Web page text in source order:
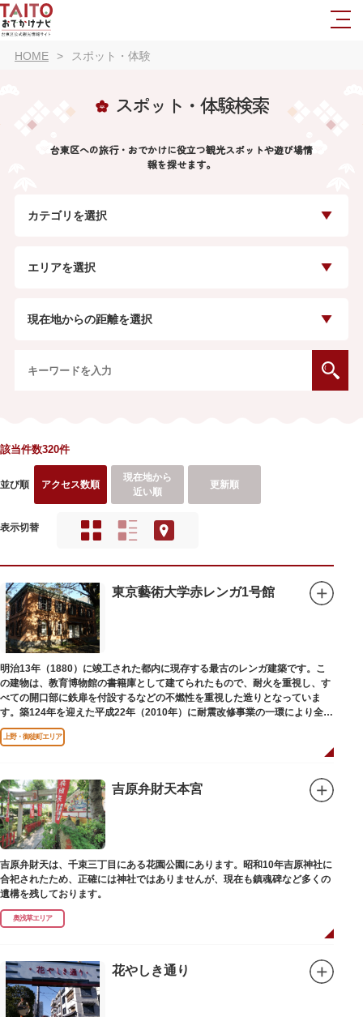
HOME スポット・体験
スポット・体験検索
台東区への旅行・おでかけに役立つ観光スポットや遊び場情
報を探せます。
カテゴリを選択
エリアを選択
現在地からの距離を選択
該当件数320件
並び順 アクセス数順
現在地から
近い順
更新順
表示切替
東京藝術大学赤レンガ1号館
明治13年（1880）に竣工された都内に現存する最古のレンガ建築です。こ
の建物は、教育博物館の書籍庫として建てられたもので、耐火を重視し、す
べての開口部に鉄扉を付設するなどの不燃性を重視した造りとなっていま
す。築124年を迎えた平成22年（2010年）に耐震改修事業の一環により全面
改修が施されました。
上野・御徒町エリア
吉原弁財天本宮
吉原弁財天は、千束三丁目にある花園公園にあります。昭和10年吉原神社に
合祀されたため、正確には神社ではありませんが、現在も鎮魂碑など多くの
遺構を残しております。
奥浅草エリア
花やしき通り